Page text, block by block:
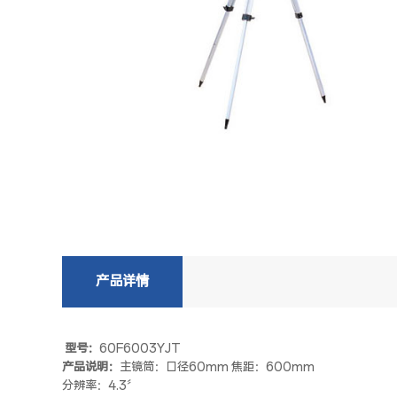
产品详情
型号： 60F6003YJT
产品说明： 主镜筒：口径60mm 焦距：600mm
分辨率：4.3〞